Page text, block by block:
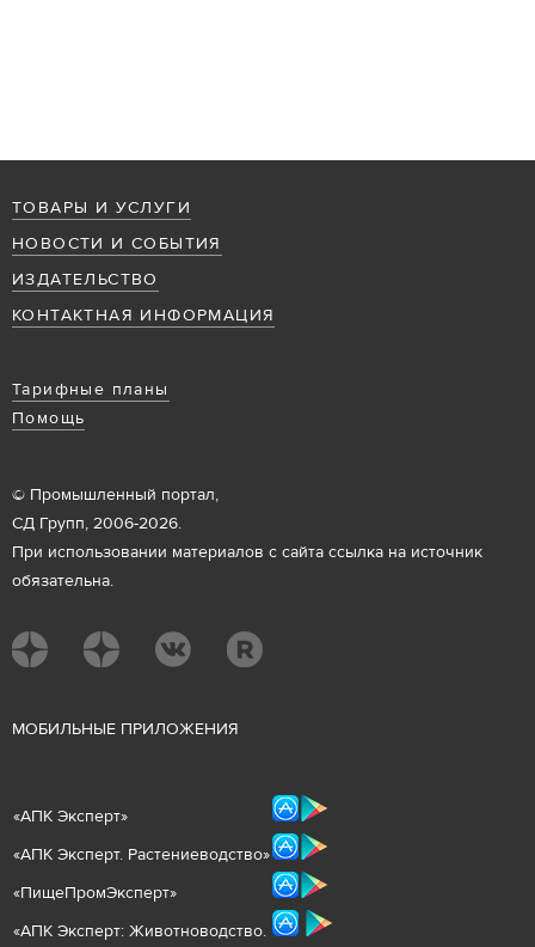
ТОВАРЫ И УСЛУГИ
НОВОСТИ И СОБЫТИЯ
ИЗДАТЕЛЬСТВО
КОНТАКТНАЯ ИНФОРМАЦИЯ
Тарифные планы
Помощь
© Промышленный портал,
СД Групп, 2006-2026.
При использовании материалов с сайта ссылка на источник
обязательна.
МОБИЛЬНЫЕ ПРИЛОЖЕНИЯ
«АПК Эксперт»
«АПК Эксперт. Растениеводство»
«ПищеПромЭксперт»
«АПК Эксперт: Животноводство.